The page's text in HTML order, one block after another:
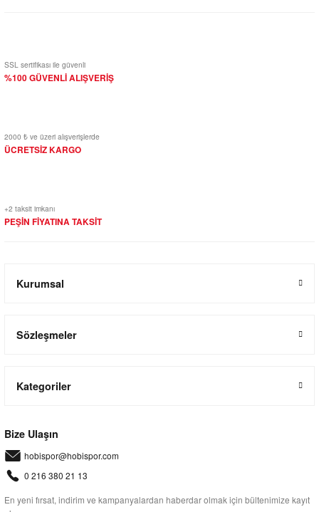
SSL sertifikası ile güvenli
%100 GÜVENLİ ALIŞVERİŞ
2000 ₺ ve üzeri alışverişlerde
ÜCRETSİZ KARGO
+2 taksit imkanı
PEŞİN FİYATINA TAKSİT
Kurumsal
Sözleşmeler
Kategoriler
Bize Ulaşın
hobispor@hobispor.com
0 216 380 21 13
En yeni fırsat, indirim ve kampanyalardan haberdar olmak için bültenimize kayıt